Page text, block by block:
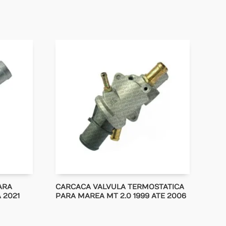
2021
CARCACA VALVULA TERMOSTATICA
PARA MAREA MT 2.0 1999 ATE 2006